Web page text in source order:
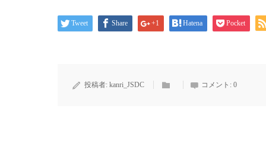
Tweet Share +1 Hatena Pocket
投稿者: kanri_JSDC コメント: 0